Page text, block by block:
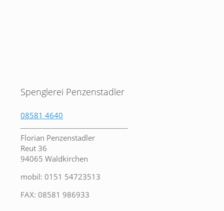
Spenglerei Penzenstadler
08581 4640
Florian Penzenstadler
Reut 36
94065 Waldkirchen
mobil: 0151 54723513
FAX: 08581 986933